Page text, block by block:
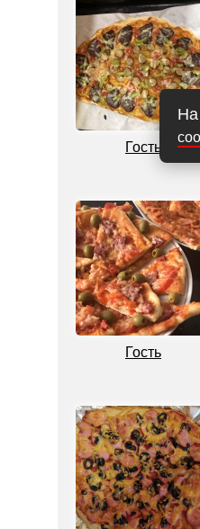
На
Гость
Гость